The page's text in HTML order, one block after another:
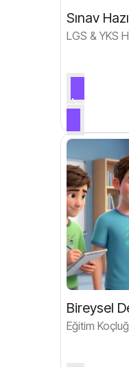
Sınav
LGS & YKS
Bireysel
Eğitim